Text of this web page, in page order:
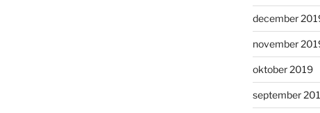
december
november
oktober 2019
september